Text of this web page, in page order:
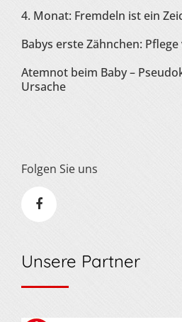
4. Monat: Fremdeln ist ein
Babys erste Zähnchen:
Atemnot beim Baby –
Ursache
Folgen Sie uns
Unsere Partner